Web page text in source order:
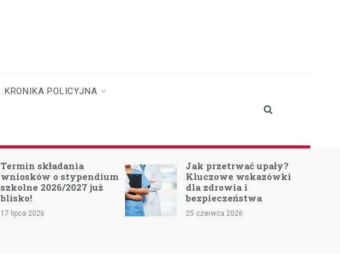
KRONIKA POLICYJNA
Termin składania
wniosków o stypendium
szkolne 2026/2027 już
blisko!
17 lipca 2026
Jak przetrwać upały?
Kluczowe wskazówki
dla zdrowia i
bezpieczeństwa
25 czerwca 2026